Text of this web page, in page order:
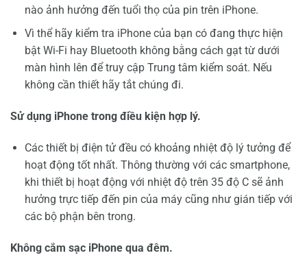
nào ảnh hưởng đến tuổi thọ của pin trên iPhone.
Vì thể hãy kiểm tra iPhone của bạn có đang thực hiện
bật Wi-Fi hay Bluetooth không bằng cách gạt từ dưới
màn hình lên để truy cập Trung tâm kiểm soát. Nếu
không cần thiết hãy tắt chúng đi.
Sử dụng iPhone trong điều kiện hợp lý.
Các thiết bị điện tử đều có khoảng nhiệt độ lý tưởng để
hoạt động tốt nhất. Thông thường với các smartphone,
khi thiết bị hoạt động với nhiệt độ trên 35 độ C sẽ ảnh
hưởng trực tiếp đến pin của máy cũng như gián tiếp với
các bộ phận bên trong.
Không cắm sạc iPhone qua đêm.